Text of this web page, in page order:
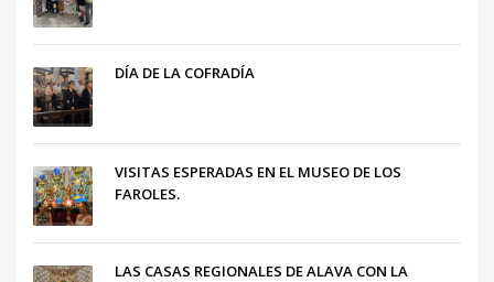
DÍA DE LA COFRADÍA
VISITAS ESPERADAS EN EL MUSEO DE LOS
FAROLES.
LAS CASAS REGIONALES DE ALAVA CON LA